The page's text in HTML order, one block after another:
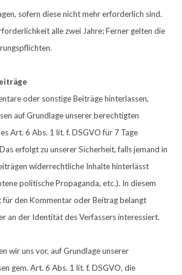
sofern diese nicht mehr erforderlich sind.
alle zwei Jahre; Ferner gelten die
oder sonstige Beiträge hinterlassen,
auf Grundlage unserer berechtigten
Art. 6 Abs. 1 lit. f. DSGVO für 7 Tage
erfolgt zu unserer Sicherheit, falls jemand in
widerrechtliche Inhalte hinterlässt
politische Propaganda, etc.). In diesem
für den Kommentar oder Beitrag belangt
an der Identität des Verfassers interessiert.
wir uns vor, auf Grundlage unserer
gem. Art. 6 Abs. 1 lit. f. DSGVO, die